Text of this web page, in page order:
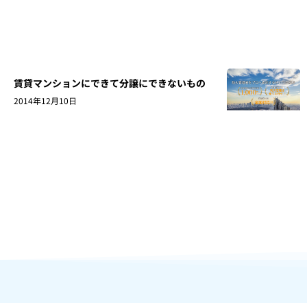
賃貸マンションにできて分譲にできないもの
2014年12月10日